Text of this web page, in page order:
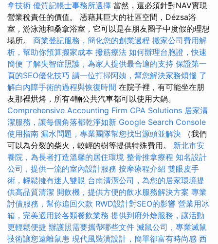
拿技術 優質記帳士事務所選擇 當然，還必須針對NAV實現
營業稅責任的價值。 憑藉其巨大的社區空間，Dézsa浴
室，游泳池和桑拿浴室，它可以是在朋友圈子中度假的理想
場所。 商業登記服務，簡化您的創業過程 搬家公司費用解
析，幫助你預算搬家成本 撥筋療法 如何辦理台胞證，快速
簡便 了解失智症照護，為家人提供最合適的支持 保證第一
頁的SEO優化技巧 請一位打掃阿姨，幫您解決家務煩惱 了
解白內障手術的過程與恢復時間 在院子裡，有可能坐在朋
友那裡烘烤，所有4輛公共汽車都可以使用大鍋。
Comprehensive Accounting Firm CPA Solutions 居家清
潔服務，讓每個角落都乾淨如新 Google Search Console
使用指南 漏水問題，專業團隊幫您找出源頭並解決 （我們
可以為分裂的柴火，較輕的樹等提供特殊費用。 新北市安
養院，為長者打造溫馨的居住環境 整骨推拿療程 知名設計
公司，提供一流的室內設計服務 按摩療程介紹 雙眼皮手
術，輕鬆擁有迷人雙眼 台南清潔公司，為您的居家環境提
供高品質清潔 開飲機，提供方便的飲水服務解決方案 專業
討債服務，幫你追回欠款 RWD設計對SEO的影響 營業用冰
箱，完美適用於各類餐飲業務 提供到府外燴服務，讓活動
更輕鬆便捷 辦護照需要攜帶哪些文件 滅鼠公司，專業滅鼠
技術讓您遠離鼠患 現代風裝潢設計，簡單卻富有時尚感 西